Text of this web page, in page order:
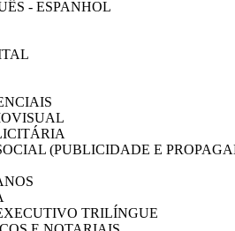
- ESPANHOL
(PUBLICIDADE E
TRILÍNGUE